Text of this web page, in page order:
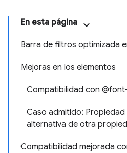
En esta página
Barra de filtros optimizada
Mejoras en los elementos
Compatibilidad con
Caso admitido:
alternativa de otra
Compatibilidad mejorada